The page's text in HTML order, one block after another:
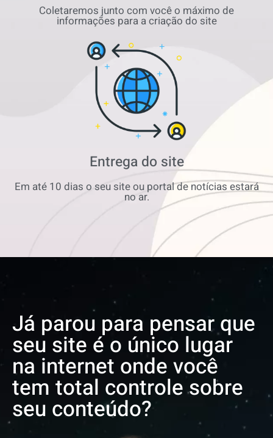
Coletaremos junto com você o máximo de
informações para a criação do site
Entrega do site
Em até 10 dias o seu site ou portal de notícias estará
no ar.
Já parou para pensar que
seu site é o único lugar
na internet onde você
tem total controle sobre
seu conteúdo?